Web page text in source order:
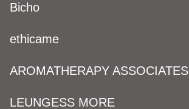
Bicho
ethicame
AROMATHERAPY ASSOCIATES
LEUNGESS MORE